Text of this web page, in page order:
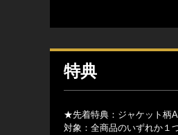
特典
★先着特典：ジャケット柄
対象：全商品のいずれか１